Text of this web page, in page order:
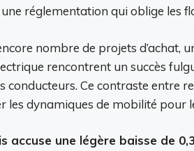
une réglementation qui oblige
nombre de projets d’achat,
rencontrent un succès
conducteurs. Ce contraste
dynamiques de mobilité pour
accuse une légère baisse de